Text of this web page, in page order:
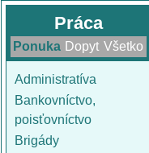
Práca
Ponuka Dopyt Všetko
Administratíva
Bankovníctvo,
poisťovníctvo
Brigády